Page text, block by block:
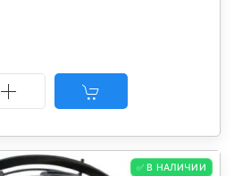
✅ В НАЛИЧИИ